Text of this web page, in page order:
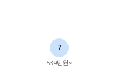
7
539만원~